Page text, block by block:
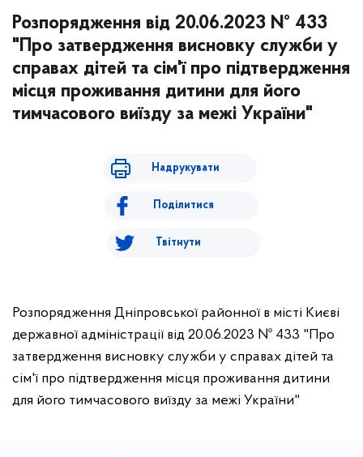
Розпорядження від 20.06.2023 № 433
"Про затвердження висновку служби у
справах дітей та сім'ї про підтвердження
місця проживання дитини для його
тимчасового виїзду за межі України"
Надрукувати
Поділитися
Твітнути
Розпорядження Дніпровської районної в місті Києві
державної адміністрації від 20.06.2023 № 433 "Про
затвердження висновку служби у справах дітей та
сім'ї про підтвердження місця проживання дитини
для його тимчасового виїзду за межі України"